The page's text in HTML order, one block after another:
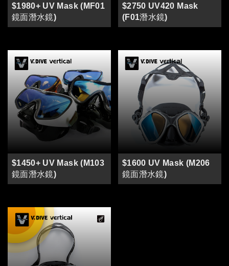
$1980+ UV Mask (MF01
鏡面潛水鏡)
$2750 UV420 Mask
(F01潛水鏡)
$1450+ UV Mask (M103
鏡面潛水鏡)
$1600 UV Mask (M206
鏡面潛水鏡)